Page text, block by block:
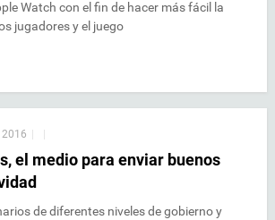
Watch con el fin de hacer más fácil la
jugadores y el juego
2016
el medio para enviar buenos
de diferentes niveles de gobierno y